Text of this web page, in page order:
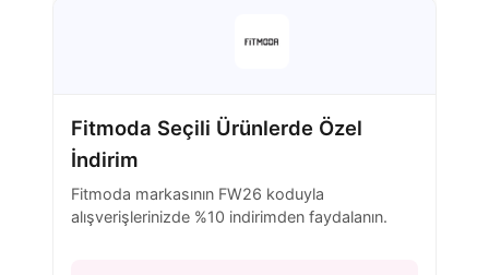
Fitmoda Seçili Ürünlerde Özel
İndirim
Fitmoda markasının FW26 koduyla
alışverişlerinizde %10 indirimden faydalanın.